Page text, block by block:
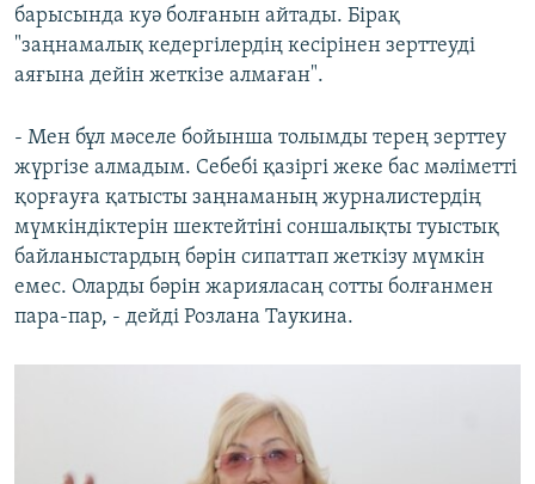
барысында куә болғанын айтады. Бірақ
"заңнамалық кедергілердің кесірінен зерттеуді
аяғына дейін жеткізе алмаған".
- Мен бұл мәселе бойынша толымды терең зерттеу
жүргізе алмадым. Себебі қазіргі жеке бас мәліметті
қорғауға қатысты заңнаманың журналистердің
мүмкіндіктерін шектейтіні соншалықты туыстық
байланыстардың бәрін сипаттап жеткізу мүмкін
емес. Оларды бәрін жарияласаң сотты болғанмен
пара-пар, - дейді Розлана Таукина.